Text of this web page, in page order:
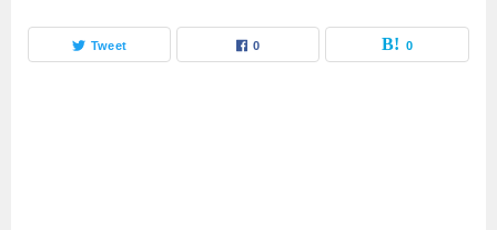
Tweet 0 0